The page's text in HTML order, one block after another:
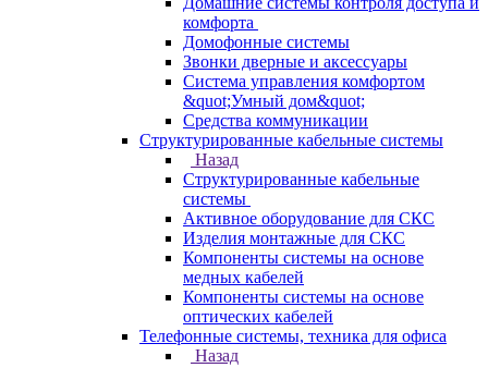
комфорта
Домофонные системы
Звонки дверные и аксессуары
Система управления комфортом
&quot;Умный дом&quot;
Средства коммуникации
Структурированные кабельные системы
Назад
Структурированные кабельные
системы
Активное оборудование для СКС
Изделия монтажные для СКС
Компоненты системы на основе
медных кабелей
Компоненты системы на основе
оптических кабелей
Телефонные системы, техника для офиса
Назад